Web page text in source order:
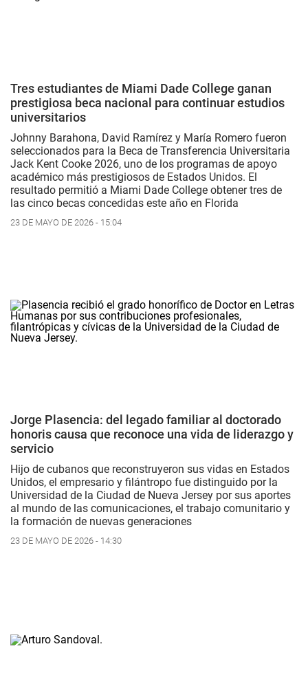
Tres estudiantes de Miami Dade College ganan
prestigiosa beca nacional para continuar estudios
universitarios
Johnny Barahona, David Ramírez y María Romero fueron
seleccionados para la Beca de Transferencia Universitaria
Jack Kent Cooke 2026, uno de los programas de apoyo
académico más prestigiosos de Estados Unidos. El
resultado permitió a Miami Dade College obtener tres de
las cinco becas concedidas este año en Florida
23 DE MAYO DE 2026 - 15:04
Jorge Plasencia: del legado familiar al doctorado
honoris causa que reconoce una vida de liderazgo y
servicio
Hijo de cubanos que reconstruyeron sus vidas en Estados
Unidos, el empresario y filántropo fue distinguido por la
Universidad de la Ciudad de Nueva Jersey por sus aportes
al mundo de las comunicaciones, el trabajo comunitario y
la formación de nuevas generaciones
23 DE MAYO DE 2026 - 14:30